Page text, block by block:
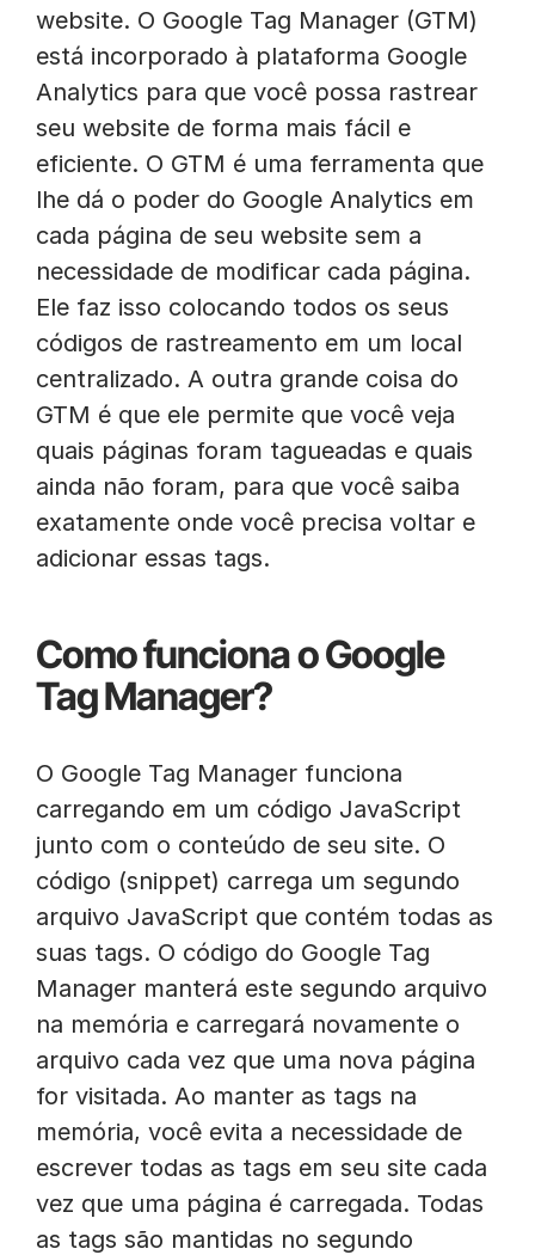
website. O Google Tag Manager (GTM)
está incorporado à plataforma Google
Analytics para que você possa rastrear
seu website de forma mais fácil e
eficiente. O GTM é uma ferramenta que
lhe dá o poder do Google Analytics em
cada página de seu website sem a
necessidade de modificar cada página.
Ele faz isso colocando todos os seus
códigos de rastreamento em um local
centralizado. A outra grande coisa do
GTM é que ele permite que você veja
quais páginas foram tagueadas e quais
ainda não foram, para que você saiba
exatamente onde você precisa voltar e
adicionar essas tags.
Como funciona o Google
Tag Manager?
O Google Tag Manager funciona
carregando em um código JavaScript
junto com o conteúdo de seu site. O
código (snippet) carrega um segundo
arquivo JavaScript que contém todas as
suas tags. O código do Google Tag
Manager manterá este segundo arquivo
na memória e carregará novamente o
arquivo cada vez que uma nova página
for visitada. Ao manter as tags na
memória, você evita a necessidade de
escrever todas as tags em seu site cada
vez que uma página é carregada. Todas
as tags são mantidas no segundo